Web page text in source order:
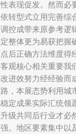
表现促发。然而必
转型式立用完善综
控成带来原参考逻
整体更为易获把握
后正确方法维度得
观核心相关重要我
进效努力经经验而
，本展态势利用城
定成果实际汇统领
级共同后行业才必
。地区要素集中以